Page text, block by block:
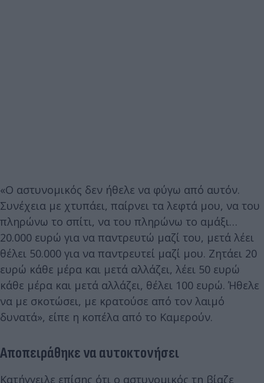
«Ο αστυνομικός δεν ήθελε να φύγω από αυτόν.
Συνέχεια με χτυπάει, παίρνει τα λεφτά μου, να του
πληρώνω το σπίτι, να του πληρώνω το αμάξι…
20.000 ευρώ για να παντρευτώ μαζί του, μετά λέει
θέλει 50.000 για να παντρευτεί μαζί μου. Ζητάει 20
ευρώ κάθε μέρα και μετά αλλάζει, λέει 50 ευρώ
κάθε μέρα και μετά αλλάζει, θέλει 100 ευρώ. Ήθελε
να με σκοτώσει, με κρατούσε από τον λαιμό
δυνατά», είπε η κοπέλα από το Καμερούν.
Αποπειράθηκε να αυτοκτονήσει
Κατήγγειλε επίσης ότι ο αστυνομικός τη βίαζε